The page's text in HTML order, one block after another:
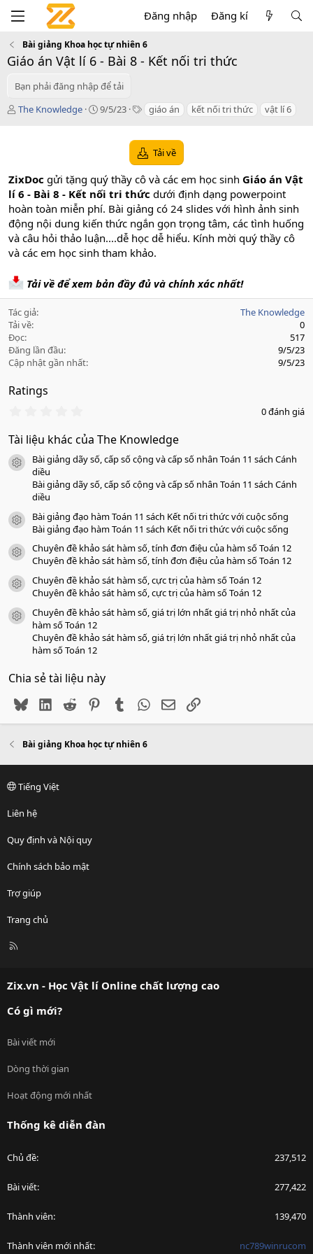
Đăng nhập Đăng kí
Bài giảng Khoa học tự nhiên 6
Giáo án Vật lí 6 - Bài 8 - Kết nối tri thức
Bạn phải đăng nhập để tải
T
The Knowledge
C
o
n
d
a
t
9/5/23
T
s
giáo án kết nối tri thức vật lí 6
Tải về
ZixDoc gửi tặng quý thầy cô và các em học sinh Giáo án Vật
lí 6 - Bài 8 - Kết nối tri thức dưới định dạng powerpoint
hoàn toàn miễn phí. Bài giảng có 24 slides với hình ảnh sinh
động nội dung kiến thức ngắn gọn trọng tâm, các tình huống
và câu hỏi thảo luận....dễ học dễ hiểu. Kính mời quý thầy cô
và các em học sinh tham khảo.
Tải về để xem bản đầy đủ và chính xác nhất!
Tác giả
The Knowledge
Tải về
0
Đọc
517
Đăng lần đầu
9/5/23
Cập nhật gần nhất
9/5/23
Ratings
0
0
a
0 đánh giá
Tài liệu khác của The Knowledge
icon tài liệu
Bài giảng dãy số, cấp số cộng và cấp số nhân Toán 11 sách Cánh
diều
Bài giảng dãy số, cấp số cộng và cấp số nhân Toán 11 sách Cánh
diều
icon tài liệu
Bài giảng đạo hàm Toán 11 sách Kết nối tri thức với cuộc sống
Bài giảng đạo hàm Toán 11 sách Kết nối tri thức với cuộc sống
icon tài liệu
Chuyên đề khảo sát hàm số, tính đơn điệu của hàm số Toán 12
Chuyên đề khảo sát hàm số, tính đơn điệu của hàm số Toán 12
icon tài liệu
Chuyên đề khảo sát hàm số, cực trị của hàm số Toán 12
Chuyên đề khảo sát hàm số, cực trị của hàm số Toán 12
icon tài liệu
Chuyên đề khảo sát hàm số, giá trị lớn nhất giá trị nhỏ nhất của
hàm số Toán 12
Chuyên đề khảo sát hàm số, giá trị lớn nhất giá trị nhỏ nhất của
hàm số Toán 12
Chia sẻ tài liệu này
BlueskyLinkedIn
Reddit PinterestTumblr WhatsApp
EmailLink
Bài giảng Khoa học tự nhiên 6
Tiếng Việt
Liên hệ
Quy định và Nội quy
Chính sách bảo mật
Trợ giúp
Trang chủ
R
Zix.vn - Học Vật lí Online chất lượng cao
Có gì mới?
Bài viết mới
Dòng thời gian
Hoạt động mới nhất
Thống kê diễn đàn
Chủ đề 237,512
Bài viết 277,422
Thành viên 139,470
Thành viên mới nhất nc789winrucom